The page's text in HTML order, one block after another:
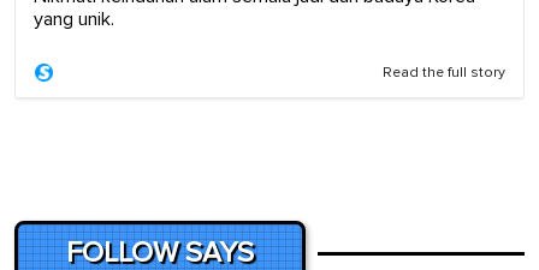
yang unik.
Read the full story
FOLLOW SAYS